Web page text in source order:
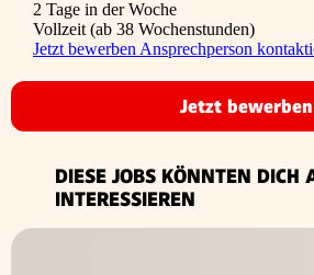
2 Tage in der Woche
Vollzeit (ab 38 Wochenstunden)
Jetzt bewerben Ansprechperson
Jetzt bewerben
DIESE JOBS KÖNNTEN DICH
INTERESSIEREN